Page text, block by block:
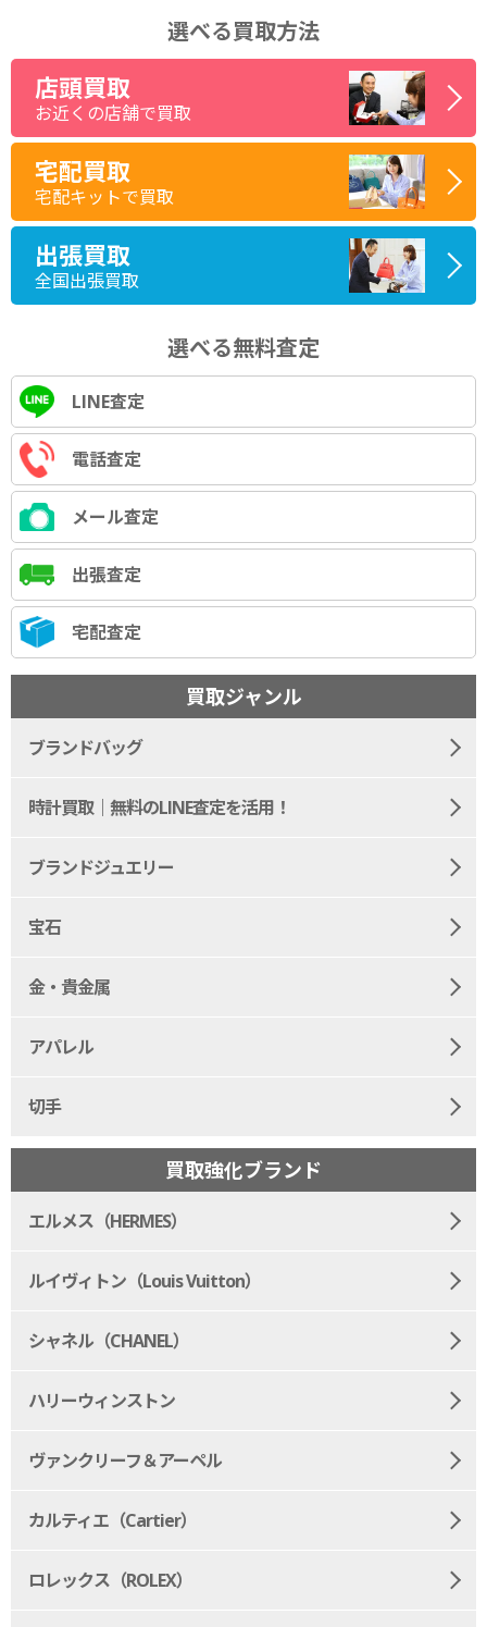
選べる買取方法
店頭買取
お近くの店舗で買取
宅配買取
宅配キットで買取
出張買取
全国出張買取
選べる無料査定
LINE査定
電話査定
メール査定
出張査定
宅配査定
買取ジャンル
ブランドバッグ
時計買取｜無料のLINE査定を活用！
ブランドジュエリー
宝石
金・貴金属
アパレル
切手
買取強化ブランド
エルメス（HERMES）
ルイヴィトン（Louis Vuitton）
シャネル（CHANEL）
ハリーウィンストン
ヴァンクリーフ＆アーペル
カルティエ（Cartier）
ロレックス（ROLEX）